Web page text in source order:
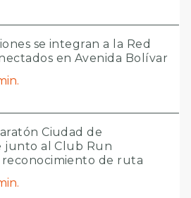
se integran a la Red
en Avenida Bolívar
Ciudad de
junto al Club Run
de ruta